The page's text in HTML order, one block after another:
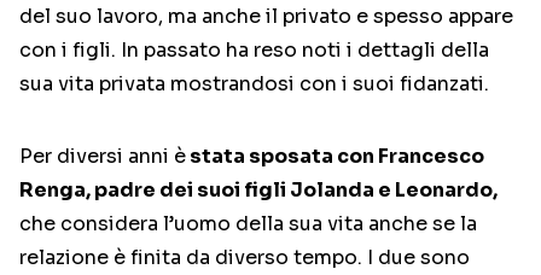
del suo lavoro, ma anche il privato e spesso appare
con i figli. In passato ha reso noti i dettagli della
sua vita privata mostrandosi con i suoi fidanzati.
Per diversi anni èstata sposata con Francesco
Renga, padre dei suoi figli Jolanda e Leonardo,
che considera l’uomo della sua vita anche se la
relazione è finita da diverso tempo. I due sono